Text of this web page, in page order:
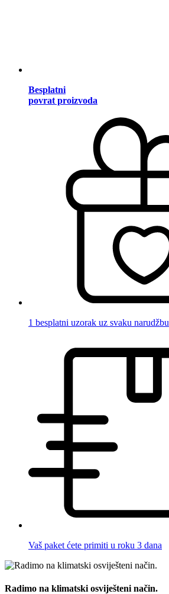
Besplatni
povrat proizvoda
1 besplatni uzorak uz svaku narudžbu
Vaš paket ćete primiti u roku 3 dana
Radimo na klimatski osviješteni način.